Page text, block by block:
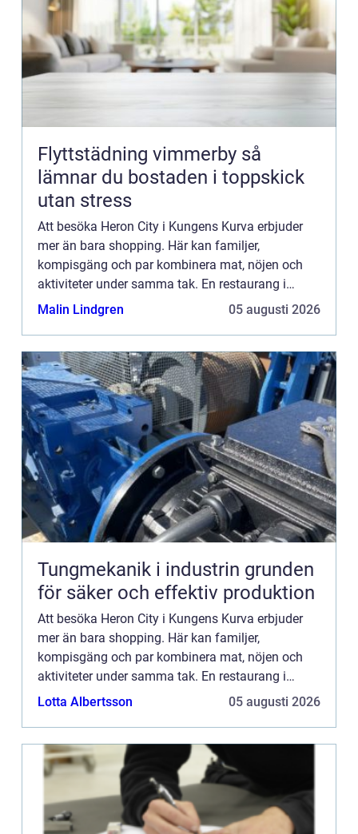
Flyttstädning vimmerby så
lämnar du bostaden i toppskick
utan stress
Att besöka Heron City i Kungens Kurva erbjuder
mer än bara shopping. Här kan familjer,
kompisgäng och par kombinera mat, nöjen och
aktiviteter under samma tak. En restaurang i
Heron City ger möjlighet till både avs...
Malin Lindgren 05 augusti 2026
Tungmekanik i industrin grunden
för säker och effektiv produktion
Att besöka Heron City i Kungens Kurva erbjuder
mer än bara shopping. Här kan familjer,
kompisgäng och par kombinera mat, nöjen och
aktiviteter under samma tak. En restaurang i
Heron City ger möjlighet till både avs...
Lotta Albertsson 05 augusti 2026